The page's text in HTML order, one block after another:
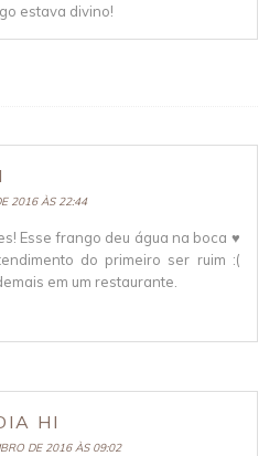
estava divino!
2016 ÀS 22:44
Esse frango deu água na boca ♥
do primeiro ser ruim :(
em um restaurante.
HI
DE 2016 ÀS 09:02